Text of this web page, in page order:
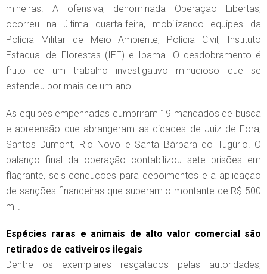
mineiras. A ofensiva, denominada Operação Libertas,
ocorreu na última quarta-feira, mobilizando equipes da
Polícia Militar de Meio Ambiente, Polícia Civil, Instituto
Estadual de Florestas (IEF) e Ibama. O desdobramento é
fruto de um trabalho investigativo minucioso que se
estendeu por mais de um ano.
As equipes empenhadas cumpriram 19 mandados de busca
e apreensão que abrangeram as cidades de Juiz de Fora,
Santos Dumont, Rio Novo e Santa Bárbara do Tugúrio. O
balanço final da operação contabilizou sete prisões em
flagrante, seis conduções para depoimentos e a aplicação
de sanções financeiras que superam o montante de R$ 500
mil.
Espécies raras e animais de alto valor comercial são
retirados de cativeiros ilegais
Dentre os exemplares resgatados pelas autoridades,